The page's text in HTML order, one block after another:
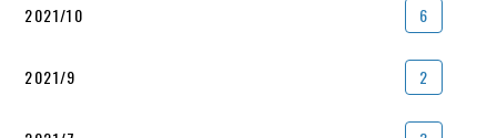
2021/10 6
2021/9 2